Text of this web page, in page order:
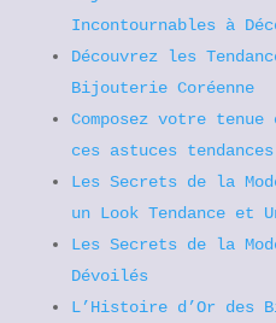
Incontournables à
Découvrez les
Bijouterie Coréenne
Composez votre
ces astuces tendances
Les Secrets de la
un Look Tendance et
Les Secrets de la
Dévoilés
L’Histoire d’Or des